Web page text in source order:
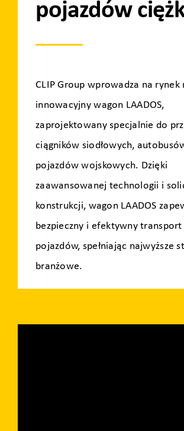
pojazdów
CLIP Group wprowadza na rynek
innowacyjny wagon LAADOS,
zaprojektowany specjalnie do
ciągników siodłowych,
pojazdów wojskowych. Dzięki
zaawansowanej technologii i
konstrukcji, wagon LAADOS
bezpieczny i efektywny transport
pojazdów, spełniając najwyższe
branżowe.